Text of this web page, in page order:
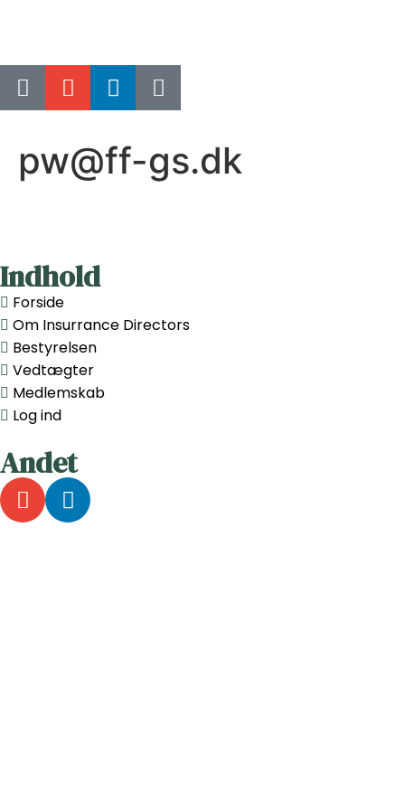
pw@ff-gs.dk
Indhold
Forside
Om Insurrance Directors
Bestyrelsen
Vedtægter
Medlemskab
Log ind
Andet